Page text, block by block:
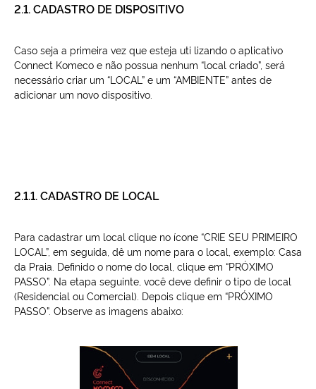
2.1. CADASTRO DE DISPOSITIVO
Caso seja a primeira vez que esteja uti lizando o aplicativo
Connect Komeco e não possua nenhum “local criado”, será
necessário criar um “LOCAL” e um “AMBIENTE” antes de
adicionar um novo dispositivo.
2.1.1. CADASTRO DE LOCAL
Para cadastrar um local clique no ícone “CRIE SEU PRIMEIRO
LOCAL”, em seguida, dê um nome para o local, exemplo: Casa
da Praia. Definido o nome do local, clique em “PRÓXIMO
PASSO”. Na etapa seguinte, você deve definir o tipo de local
(Residencial ou Comercial). Depois clique em “PRÓXIMO
PASSO”. Observe as imagens abaixo: